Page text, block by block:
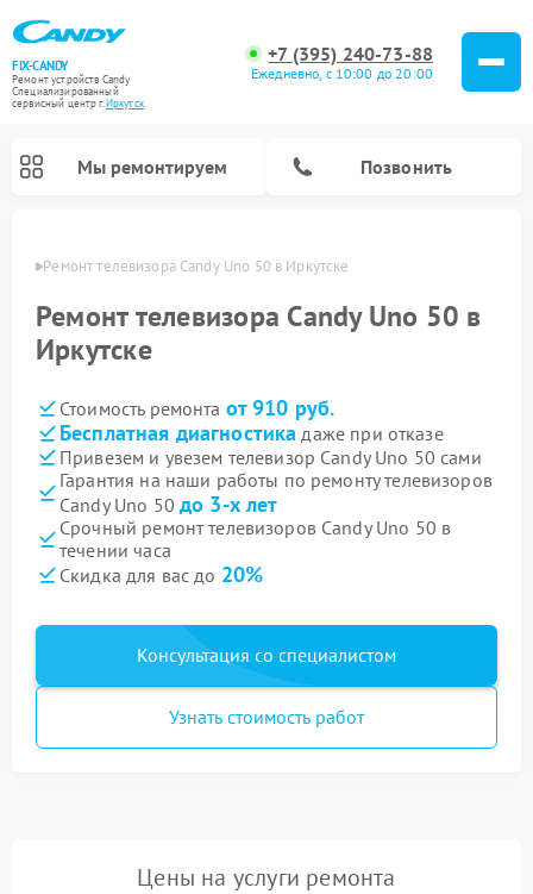
FIX-CANDY
Ремонт устройств Candy
Специализированный
cервисный центр г.Иркутск
+7 (395) 240-73-88
Ежедневно, с 10:00 до 20:00
Мы ремонтируем Позвонить
Ремонт телевизора Candy Uno 50 в Иркутске
Ремонт телевизора Candy Uno 50 в
Иркутске
Стоимость ремонта от 910 руб.
Бесплатная диагностика даже при отказе
Привезем и увезем телевизор Candy Uno 50 сами
Гарантия на наши работы по ремонту телевизоров
Candy Uno 50 до 3-х лет
Срочный ремонт телевизоров Candy Uno 50 в
течении часа
Скидка для вас до 20%
Консультация со специалистом
Узнать стоимость работ
Цены на услуги ремонта